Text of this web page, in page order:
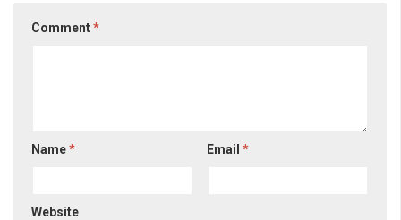
Comment*
Name* Email*
Website